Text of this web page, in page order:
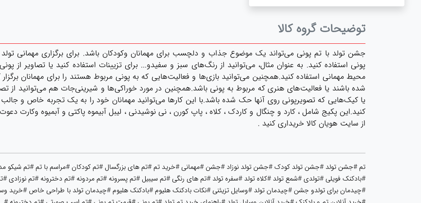
توضیحات گروه کالا
جشن تولد با تم پونی می‌تواند یک موضوع جذاب و دلچسب برای مهمانان وکودکان باشد. برای برگزاری مهمانی تولد
پونی استفاده کنید. به عنوان مثال، می‌توانید از رنگ‌های سبز و سفیدو... برای تزیینات استفاده کنید یا تصاویر از
محیط مهمانی استفاده کنید.همچنین می‌توانید بازی‌ها و فعالیت‌هایی که به پونی مربوط هستند را برای مهمانان
شده باشند یا فعالیت‌های هنری که مربوط به پونی باشد.همچنین در مورد خوراکی‌ها و شیرینی‌جات هم می‌توانید از
یا کیک‌هایی که تصویرپونی روی آنها حک شده باشد.با این کارها می‌توانید مهمانان خود را به یک تجربه خاص و
کنید.این پکیج شامل ، کارد و چنگال و کاردک ، کلاه ، پاپ کورن ، نی نوشیدنی ، لیبل آبیموه پاکتی و آبمیوه وکارت
از سایت هویان کالا خریداری کنید .
تم #جشن تولد #جشن تولد کودک #جشن تولد نوزاد #جشن #مهمانی #خرید تم #تم های بزرگسال #تم کودکان #مراسم با تم #تم
#بادکنک فویلی #تولدی #شمع تولد #کلاه تولد #سفره تولد #تم های رنگی #تم سیبیل #تم پسرونه #تم مردونه #تم دخترونه #تم نوزادی
#چیدمان برای تولدو جشن #چیدمان تولد #وسایل تزیئنی #نکات بادکنک هلیوم #بادکنک هلیوم #چیدمان تولد با طراحی خاص #خرید